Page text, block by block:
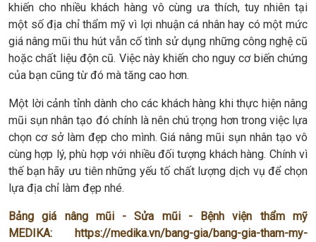
khiến cho nhiều khách hàng vô cùng ưa thích, tuy nhiên tại
một số địa chỉ thẩm mỹ vì lợi nhuận cá nhân hay có một mức
giá nâng mũi thu hút vẫn cố tình sử dụng những công nghệ cũ
hoặc chất liệu độn cũ. Việc này khiến cho nguy cơ biến chứng
của bạn cũng từ đó mà tăng cao hơn.
Một lời cảnh tỉnh dành cho các khách hàng khi thực hiện nâng
mũi sụn nhân tạo đó chính là nên chú trọng hơn trong việc lựa
chọn cơ sở làm đẹp cho mình. Giá nâng mũi sụn nhân tạo vô
cùng hợp lý, phù hợp với nhiều đối tượng khách hàng. Chính vì
thế bạn hãy ưu tiên những yếu tố chất lượng dịch vụ để chọn
lựa địa chỉ làm đẹp nhé.
Bảng giá nâng mũi - Sửa mũi - Bệnh viện thẩm mỹ
MEDIKA:
https://medika.vn/bang-gia/bang-gia-tham-my-